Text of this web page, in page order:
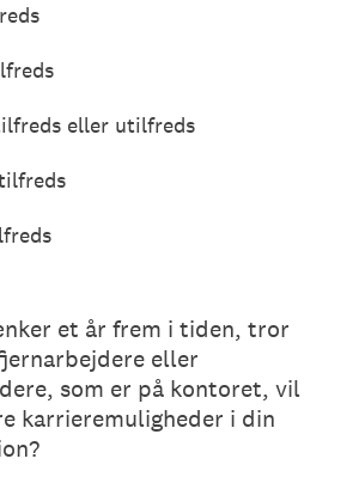
eller utilfreds
et år frem i tiden, tror
eller
som er på kontoret, vil
karrieremuligheder i din